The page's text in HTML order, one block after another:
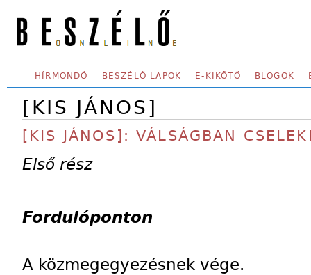
SECONDARY MENU
HÍRMONDÓ BESZÉLŐ LAPOK E-KIKÖTŐ BLOGOK
[KIS JÁNOS]
[KIS JÁNOS]: VÁLSÁGBAN
Első rész
Fordulóponton
A közmegegyezésnek vége.